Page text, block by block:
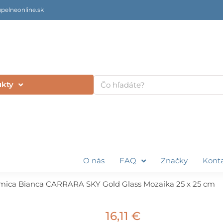
Vyhľadať
O nás FAQ Značky
Bianca CARRARA SKY Gold Glass Mozaika 25 x 25 cm
16,11 €